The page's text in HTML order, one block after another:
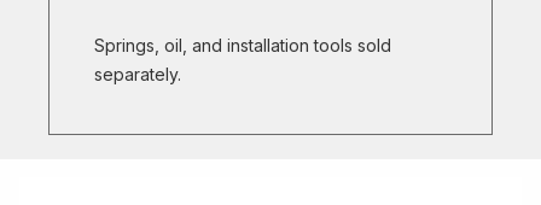
Springs, oil, and installation tools sold
separately.